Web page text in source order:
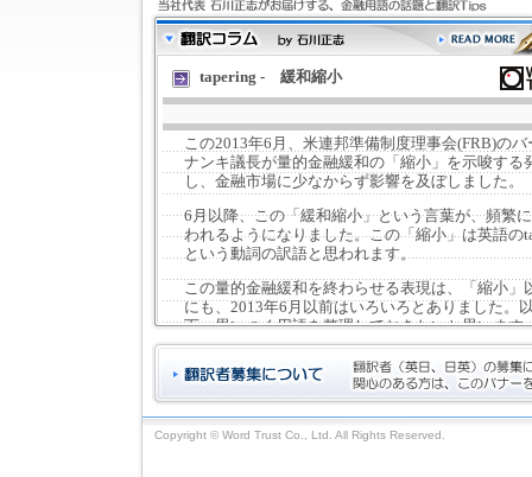
tapering ‐ 緩和縮小
この2013年6月、米連邦準備制度理事会(FRB)のバ
ナンキ議長が量的金融緩和の「縮小」を示唆する
し、金融市場に少なからず影響を及ぼしました。
6月以降、この「緩和縮小」という言葉が、頻繁
われるようになりました。この「縮小」は英語の
という動詞の訳語と思われます。
この量的金融緩和を終わらせる表現は、「縮小」
にも、2013年6月以前はいろいろとありました。
下、思いつく用語を整理しておきたいと思います
量的金融緩和の出口戦略
量的緩和の幕引き
量的緩和を終結させる
Copyright © Word Trust Co., Ltd. All Rights Reserved.